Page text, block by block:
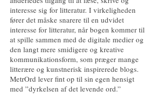
interesse sig for litteratur. I virkeligheden
fører det måske snarere til en udvidet
interesse for litteratur, når bogen kommer til
at spille sammen med de digitale medier og
den langt mere smidigere og kreative
kommunikationsform, som præger mange
litterære og kunstnerisk inspirerede blogs.
MetrOrd lever fint op til sin egen hensigt
med ”dyrkelsen af det levende ord.”